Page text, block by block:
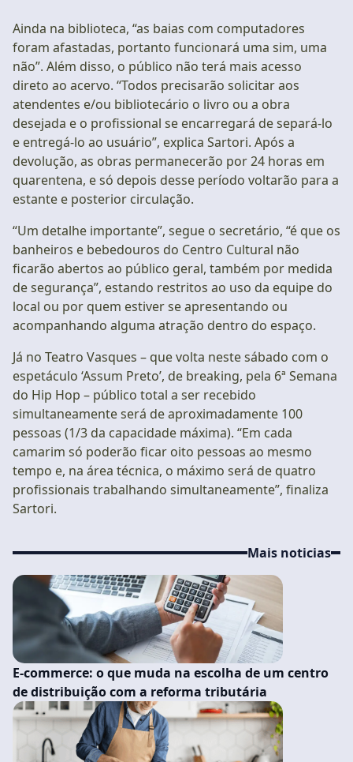
Ainda na biblioteca, “as baias com computadores
foram afastadas, portanto funcionará uma sim, uma
não”. Além disso, o público não terá mais acesso
direto ao acervo. “Todos precisarão solicitar aos
atendentes e/ou bibliotecário o livro ou a obra
desejada e o profissional se encarregará de separá-lo
e entregá-lo ao usuário”, explica Sartori. Após a
devolução, as obras permanecerão por 24 horas em
quarentena, e só depois desse período voltarão para a
estante e posterior circulação.
“Um detalhe importante”, segue o secretário, “é que os
banheiros e bebedouros do Centro Cultural não
ficarão abertos ao público geral, também por medida
de segurança”, estando restritos ao uso da equipe do
local ou por quem estiver se apresentando ou
acompanhando alguma atração dentro do espaço.
Já no Teatro Vasques – que volta neste sábado com o
espetáculo ‘Assum Preto’, de breaking, pela 6ª Semana
do Hip Hop – público total a ser recebido
simultaneamente será de aproximadamente 100
pessoas (1/3 da capacidade máxima). “Em cada
camarim só poderão ficar oito pessoas ao mesmo
tempo e, na área técnica, o máximo será de quatro
profissionais trabalhando simultaneamente”, finaliza
Sartori.
Mais noticias
E-commerce: o que muda na escolha de um centro
de distribuição com a reforma tributária